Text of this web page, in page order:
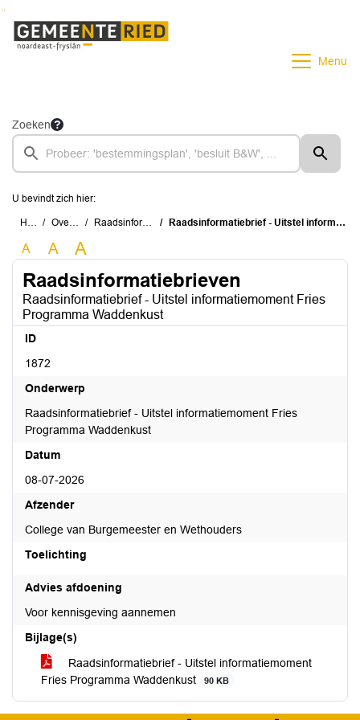
Menu
Zoeken
U bevindt zich hier:
Home Overzichten Raadsinformatiebrieven Raadsinformatiebrief - Uitstel informatiemoment Fries Programma Waddenkust
A A A
Raadsinformatiebrieven
Raadsinformatiebrief - Uitstel informatiemoment Fries
Programma Waddenkust
ID
1872
Onderwerp
Raadsinformatiebrief - Uitstel informatiemoment Fries
Programma Waddenkust
Datum
08-07-2026
Afzender
College van Burgemeester en Wethouders
Toelichting
Advies afdoening
Voor kennisgeving aannemen
Bijlage(s)
Raadsinformatiebrief - Uitstel informatiemoment
Fries Programma Waddenkust
90 KB